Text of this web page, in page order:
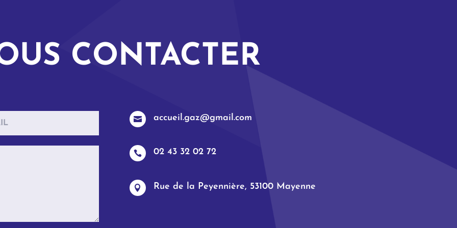
CONTACTER
 accueil.gaz@gmail.com
 02 43 32 02 72
 Rue de la Peyennière, 53100 Mayenne